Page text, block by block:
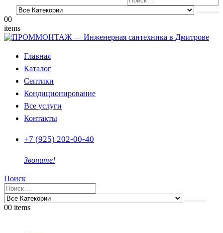
00
items
Главная
Каталог
Септики
Кондиционирование
Все услуги
Контакты
+7 (925) 202-00-40
Звоните!
Поиск
00 items